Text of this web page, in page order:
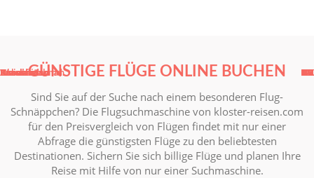
GÜNSTIGE FLÜGE ONLINE BUCHEN
Sind Sie auf der Suche nach einem besonderen Flug-
Schnäppchen? Die Flugsuchmaschine von kloster-reisen.com
für den Preisvergleich von Flügen findet mit nur einer
Abfrage die günstigsten Flüge zu den beliebtesten
Destinationen. Sichern Sie sich billige Flüge und planen Ihre
Reise mit Hilfe von nur einer Suchmaschine.
Kasachstan KZ
Weissrussland BY
Aserbaidschan AZ
Kasachstan KZ
Usbekistan UZ
Russland RU
Russland RU
Ukraine UA